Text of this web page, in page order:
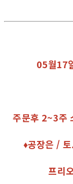
05월17
주문후 2~3주
♦공장은 /
프리